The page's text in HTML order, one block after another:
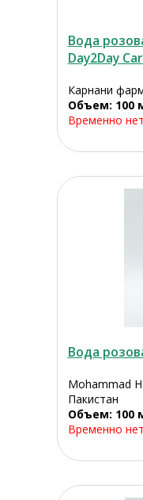
Вода
Day2Day
Карнани
Объем: 100
Временно нет
Вода
Mohammad
Пакистан
Объем: 100
Временно нет